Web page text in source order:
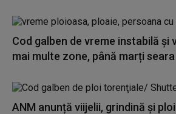
Cod galben de vreme instabilă și
mai multe zone, până marți seara
ANM anunță viijelii, grindină și